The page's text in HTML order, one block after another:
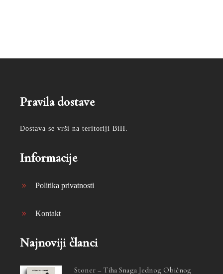
Pravila dostave
Dostava se vrši na teritoriji BiH.
Informacije
Politika privatnosti
Kontakt
Najnoviji članci
Stoner – Tiha Snaga Jednog Običnog